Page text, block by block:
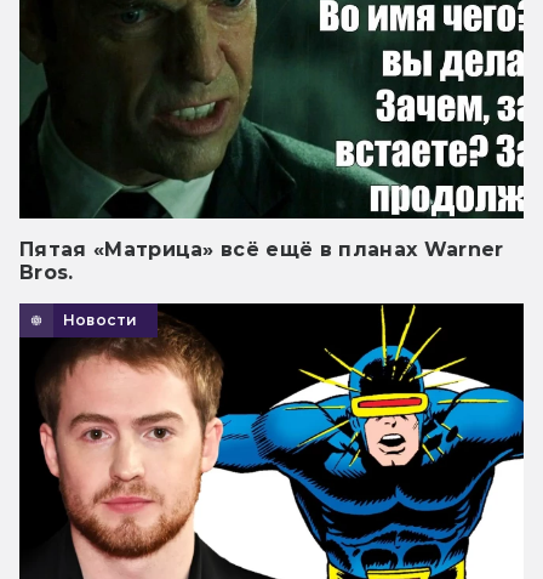
Пятая «Матрица» всё ещё в планах Warner
Bros.
Новости